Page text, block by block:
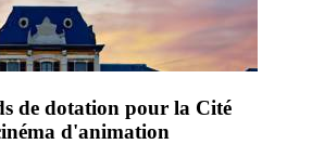
de dotation pour la Cité
d'animation